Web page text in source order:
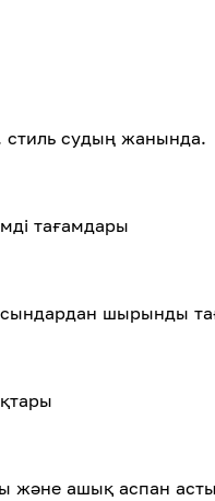
стиль судың жанында.
тағамдары
шырынды
және ашық аспан